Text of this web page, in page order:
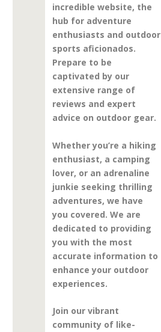
incredible website, the
hub for adventure
enthusiasts and outdoor
sports aficionados.
Prepare to be
captivated by our
extensive range of
reviews and expert
advice on outdoor gear.
Whether you’re a hiking
enthusiast, a camping
lover, or an adrenaline
junkie seeking thrilling
adventures, we have
you covered. We are
dedicated to providing
you with the most
accurate information to
enhance your outdoor
experiences.
Join our vibrant
community of like-